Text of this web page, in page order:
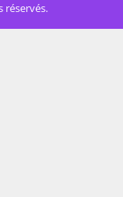
réservés.